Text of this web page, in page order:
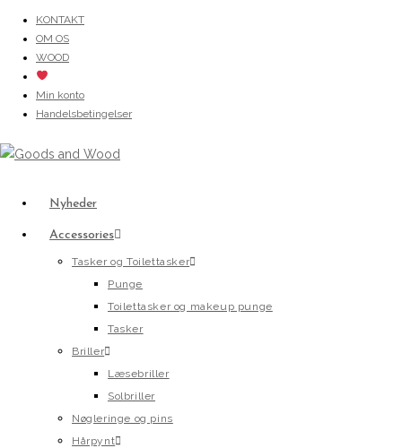
content
KONTAKT
OM OS
WOOD
Min konto
Handelsbetingelser
Nyheder
Accessories
Tasker og Toilettasker
Punge
Toilettasker og makeup punge
Tasker
Briller
Læsebriller
Solbriller
Nøgleringe og pins
Hårpynt